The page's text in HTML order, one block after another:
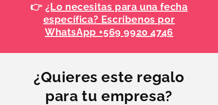
👉 ¿Lo necesitas para una fecha
específica? Escríbenos por
WhatsApp +569 9920 4746
¿Quieres este regalo
para tu empresa?